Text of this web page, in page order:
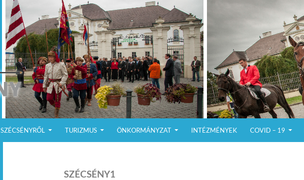
SZÉCSÉNYRŐL
TURIZMUS ÖNKORMÁNYZAT INTÉZMÉNYEK COVID – 19
SZÉCSÉNY1